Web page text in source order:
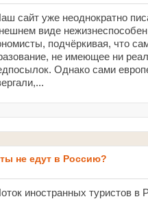
сайт уже неоднократно
виде
подчёркивая, что
не имеющее ни
Однако сами
не едут в Россию?
иностранных туристов в